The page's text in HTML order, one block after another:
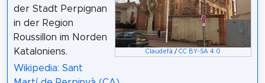
Claudefà /CC BY-SA 4.0
der Stadt Perpignan
in der Region
Roussillon im Norden
Kataloniens.
Wikipedia: Sant